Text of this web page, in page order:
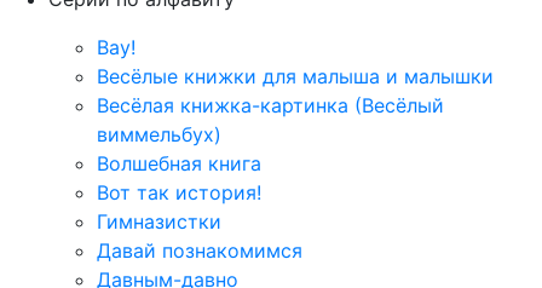
Вау!
Весёлые книжки для малыша и малышки
Весёлая книжка-картинка (Весёлый
виммельбух)
Волшебная книга
Вот так история!
Гимназистки
Давай познакомимся
Давным-давно